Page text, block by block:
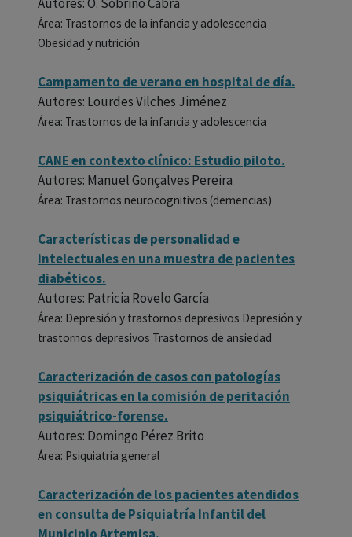
Área: Trastornos de la infancia y adolescencia
Obesidad y nutrición
Campamento de verano en hospital de día.
Autores: Lourdes Vilches Jiménez
Área: Trastornos de la infancia y adolescencia
CANE en contexto clínico: Estudio piloto.
Autores: Manuel Gonçalves Pereira
Área: Trastornos neurocognitivos (demencias)
Características de personalidad e
intelectuales en una muestra de pacientes
diabéticos.
Autores: Patricia Rovelo García
Área: Depresión y trastornos depresivos Depresión y
trastornos depresivos Trastornos de ansiedad
Caracterización de casos con patologías
psiquiátricas en la comisión de peritación
psiquiátrico-forense.
Autores: Domingo Pérez Brito
Área: Psiquiatría general
Caracterización de los pacientes atendidos
en consulta de Psiquiatría Infantil del